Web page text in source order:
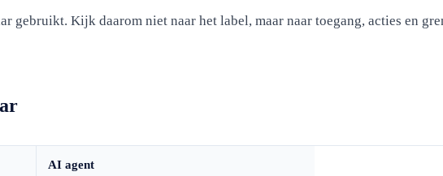
gebruikt. Kijk daarom niet naar het label, maar naar toegang, acties en
AI agent